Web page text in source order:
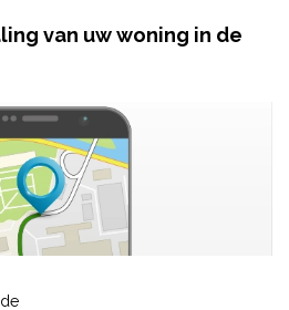
van uw woning in de